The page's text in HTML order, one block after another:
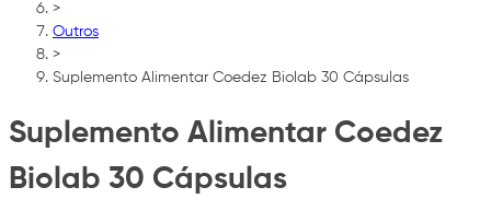
>
Outros
>
Suplemento Alimentar Coedez Biolab 30 Cápsulas
Suplemento Alimentar Coedez
Biolab 30 Cápsulas